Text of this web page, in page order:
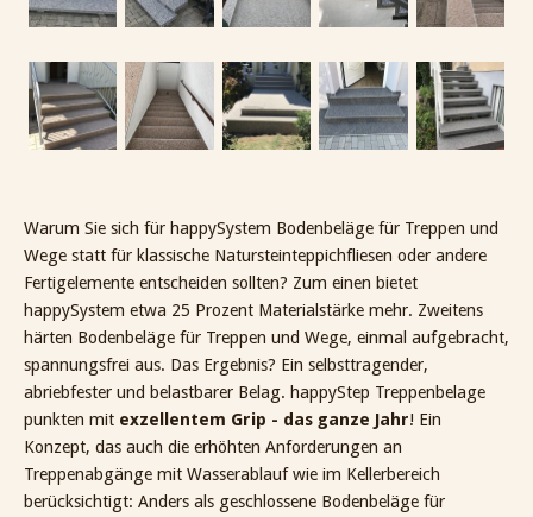
Warum Sie sich für happySystem Bodenbeläge für Treppen und
Wege statt für klassische Natursteinteppichfliesen oder andere
Fertigelemente entscheiden sollten? Zum einen bietet
happySystem etwa 25 Prozent Materialstärke mehr. Zweitens
härten Bodenbeläge für Treppen und Wege, einmal aufgebracht,
spannungsfrei aus. Das Ergebnis? Ein selbsttragender,
abriebfester und belastbarer Belag. happyStep Treppenbelage
punkten mit exzellentem Grip - das ganze Jahr! Ein
Konzept, das auch die erhöhten Anforderungen an
Treppenabgänge mit Wasserablauf wie im Kellerbereich
berücksichtigt: Anders als geschlossene Bodenbeläge für